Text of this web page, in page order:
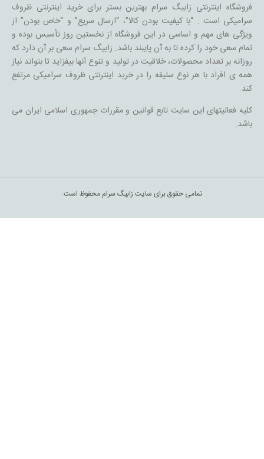
فروشگاه اینترنتی زابیگ سرام بهترین بستر برای خرید اینترنتی ظروف
سرامیکی است . “با کیفیت بودن کالا”، “ارسال سریع” و “خاص بودن” از
ویژگی های مهم و اساسی در این فروشگاه از نخستین روز تأسیس بوده و
تمام سعی خود را کرده تا به آن پایبند باشد. زابیگ سرام سعی بر آن دارد که
روزانه بر تعداد محصولات، خلاقیت در تولید و تنوع آنها بیفزاید تا بتواند نیاز
همه ی افراد با هر نوع سلیقه را در خرید اینترنتی ظروف سرامیکی مرتفع
کند.
کلیه فعالیتهای این سایت تابع قوانین و مقررات جمهوری اسلامی ایران می
باشد.
تمامی حقوق برای سایت زابیگ سرام محفوظ است.